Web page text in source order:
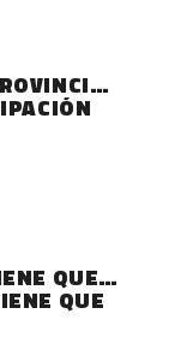
QUE
QUE